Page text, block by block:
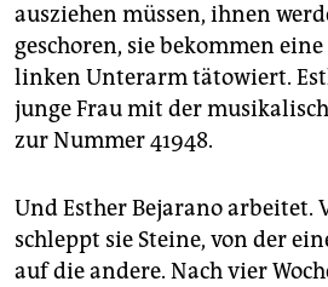
ausziehen müssen, ihnen
geschoren, sie bekommen
linken Unterarm tätowiert.
junge Frau mit der
zur Nummer 41948.
Und Esther Bejarano arbeitet.
schleppt sie Steine, von der
auf die andere. Nach vier